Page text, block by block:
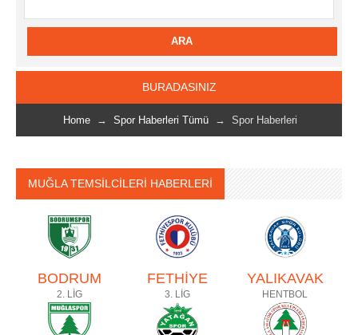
BURADASINIZ
Home → Spor Haberleri Tümü → Spor Haberleri
MUĞLA TEMSİLCİLERİ HABERLERİ
BODRUM
2. LİG
FETHİYE
3. LİG
YALIKAVAK
HENTBOL